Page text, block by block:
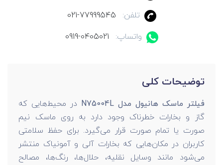
تلفن:
021-77999545
واتساپ:
0919-0405021
توضیحات کلی
فیلتر ماسک هانیول مدل N75004L
در محیط‌هایی که
گاز و بخارات خطرناک وجود دارد به روی ماسک نیم
صورت یا تمام صورت قرار می‌گیرد. برای حفظ سلامتی
کاربران در مکان‌هایی که بخارات آلی و آمونیاک منتشر
می‌شود مانند وسایل نقلیه، حلال‌ها، رنگ‌ها، مصالح